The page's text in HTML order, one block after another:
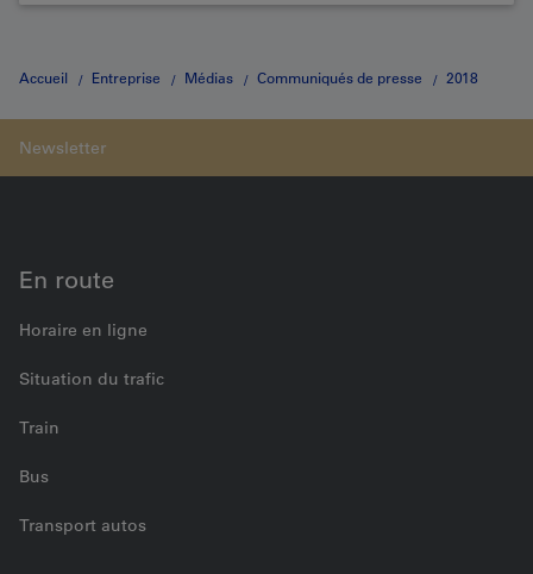
Accueil Entreprise Médias Communiqués de presse 2018
En route
Horaire en ligne
Situation du trafic
Train
Bus
Transport autos